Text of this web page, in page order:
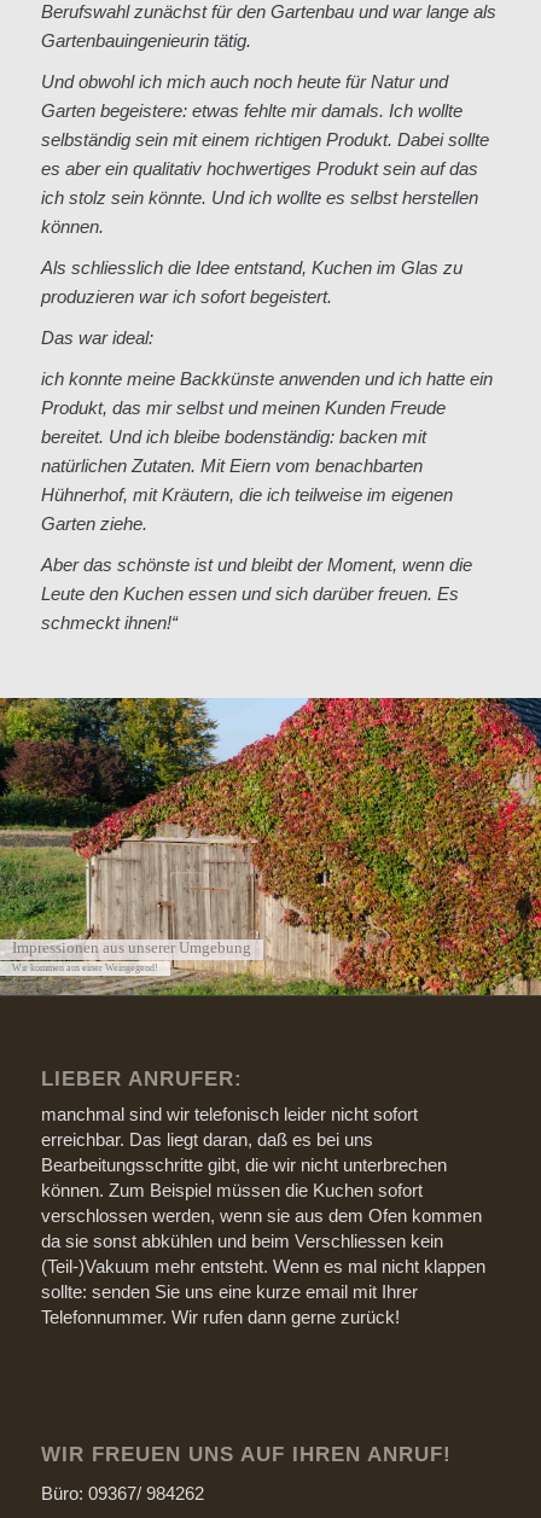
Berufswahl zunächst für den Gartenbau und war lange als
Gartenbauingenieurin tätig.
Und obwohl ich mich auch noch heute für Natur und
Garten begeistere: etwas fehlte mir damals. Ich wollte
selbständig sein mit einem richtigen Produkt. Dabei sollte
es aber ein qualitativ hochwertiges Produkt sein auf das
ich stolz sein könnte. Und ich wollte es selbst herstellen
können.
Als schliesslich die Idee entstand, Kuchen im Glas zu
produzieren war ich sofort begeistert.
Das war ideal:
ich konnte meine Backkünste anwenden und ich hatte ein
Produkt, das mir selbst und meinen Kunden Freude
bereitet. Und ich bleibe bodenständig: backen mit
natürlichen Zutaten. Mit Eiern vom benachbarten
Hühnerhof, mit Kräutern, die ich teilweise im eigenen
Garten ziehe.
Aber das schönste ist und bleibt der Moment, wenn die
Leute den Kuchen essen und sich darüber freuen. Es
schmeckt ihnen!“
Impressionen aus unserer Umgebung
Wir kommen aus einer Weingegend!
LIEBER ANRUFER:
manchmal sind wir telefonisch leider nicht sofort
erreichbar. Das liegt daran, daß es bei uns
Bearbeitungsschritte gibt, die wir nicht unterbrechen
können. Zum Beispiel müssen die Kuchen sofort
verschlossen werden, wenn sie aus dem Ofen kommen
da sie sonst abkühlen und beim Verschliessen kein
(Teil-)Vakuum mehr entsteht. Wenn es mal nicht klappen
sollte: senden Sie uns eine kurze email mit Ihrer
Telefonnummer. Wir rufen dann gerne zurück!
WIR FREUEN UNS AUF IHREN ANRUF!
Büro: 09367/ 984262